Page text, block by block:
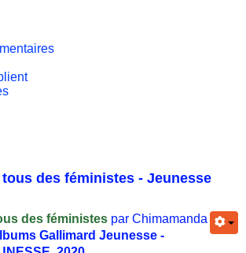
des féministes - Jeunesse
des féministes par Chimamanda
Gallimard Jeunesse -